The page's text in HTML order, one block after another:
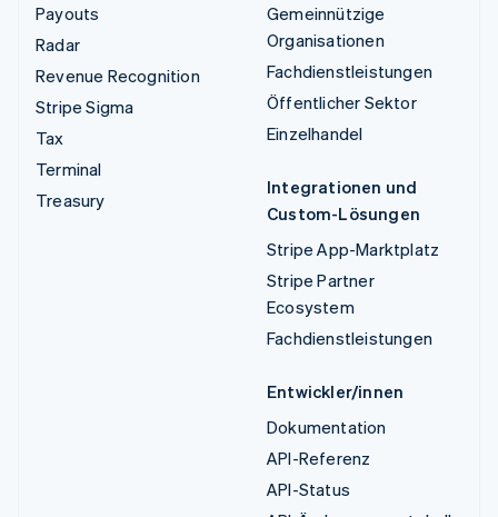
Payouts
Radar
Revenue Recognition
Stripe Sigma
Tax
Terminal
Treasury
Gemeinnützige
Organisationen
Fachdienstleistungen
Öffentlicher Sektor
Einzelhandel
Integrationen und
Custom-Lösungen
Stripe App-Marktplatz
Stripe Partner
Ecosystem
Fachdienstleistungen
Entwickler/innen
Dokumentation
API-Referenz
API-Status